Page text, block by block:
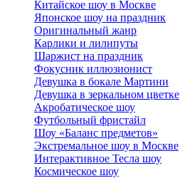
Китайское шоу в Москве
Японское шоу на праздник
Оригинальный жанр
Карлики и лилипуты
Шаржист на праздник
Фокусник иллюзионист
Девушка в бокале Мартини
Девушка в зеркальном цветке
Акробатическое шоу
Футбольный фристайл
Шоу «Баланс предметов»
Экстремальное шоу в Москве
Интерактивное Тесла шоу
Космическое шоу